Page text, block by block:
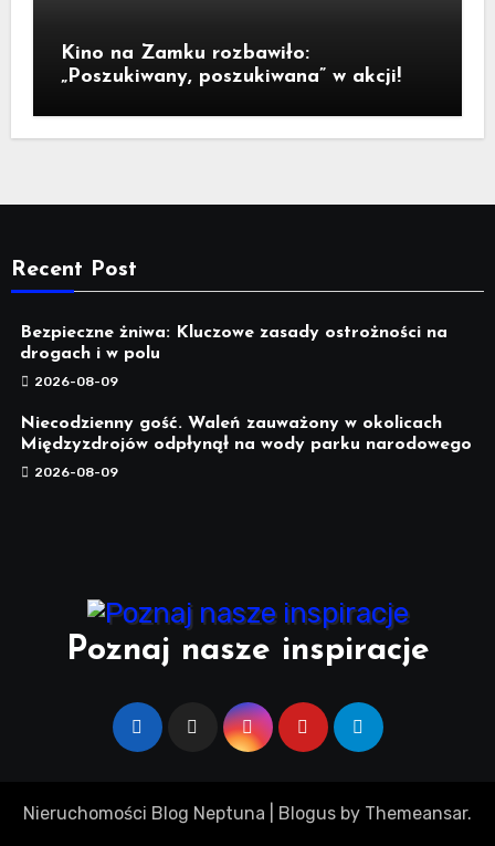
Kino na Zamku rozbawiło:
„Poszukiwany, poszukiwana” w akcji!
Recent Post
Bezpieczne żniwa: Kluczowe zasady ostrożności na
drogach i w polu
2026-08-09
Niecodzienny gość. Waleń zauważony w okolicach
Międzyzdrojów odpłynął na wody parku narodowego
2026-08-09
Poznaj nasze inspiracje
Nieruchomości Blog Neptuna Blogus by Themeansar.